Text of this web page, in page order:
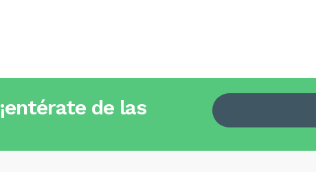
¡entérate de las